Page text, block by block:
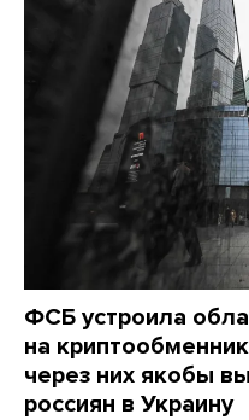
ФСБ устроила
на
через них якобы
россиян в Украину